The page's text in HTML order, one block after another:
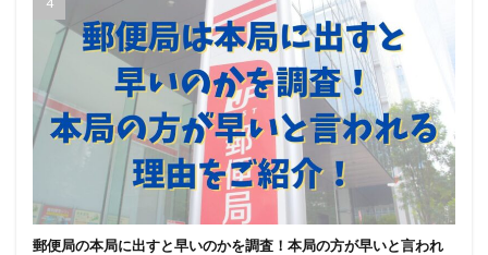
郵便局の本局に出すと早いのかを調査！本局の方が早いと言われ